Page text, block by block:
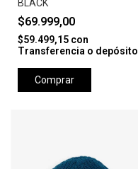
BLACK
$69.999,00
$59.499,15 con
Transferencia o depósito
Comprar